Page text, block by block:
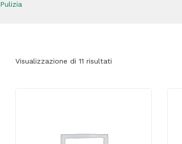
Visualizzazione di 11 risultati